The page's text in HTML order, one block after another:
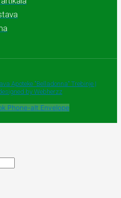
Apoteke "Belladonna" Trebinje |
by Webherzz
Phone-alt Envelope